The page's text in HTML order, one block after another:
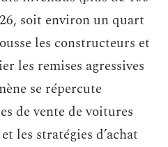
soit environ un quart
les constructeurs et
les remises agressives
se répercute
de vente de voitures
les stratégies d’achat